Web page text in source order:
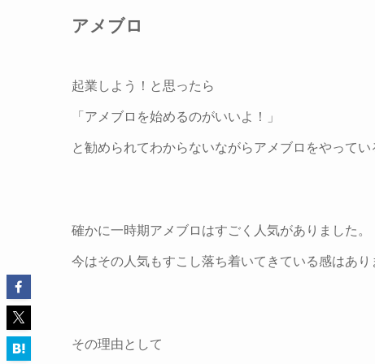
アメブロ
起業しよう！と思ったら
「アメブロを始めるのがいいよ！」
と勧められてわからないながらアメブロをやってい
確かに一時期アメブロはすごく人気がありました。
今はその人気もすこし落ち着いてきている感はあり
その理由として